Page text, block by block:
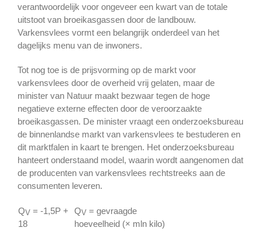
verantwoordelijk voor ongeveer een kwart van de totale
uitstoot van broeikasgassen door de landbouw.
Varkensvlees vormt een belangrijk onderdeel van het
dagelijks menu van de inwoners.
Tot nog toe is de prijsvorming op de markt voor
varkensvlees door de overheid vrij gelaten, maar de
minister van Natuur maakt bezwaar tegen de hoge
negatieve externe effecten door de veroorzaakte
broeikasgassen. De minister vraagt een onderzoeksbureau
de binnenlandse markt van varkensvlees te bestuderen en
dit marktfalen in kaart te brengen. Het onderzoeksbureau
hanteert onderstaand model, waarin wordt aangenomen dat
de producenten van varkensvlees rechtstreeks aan de
consumenten leveren.
QV= -1,5P +
18
QV= gevraagde
hoeveelheid (× mln kilo)